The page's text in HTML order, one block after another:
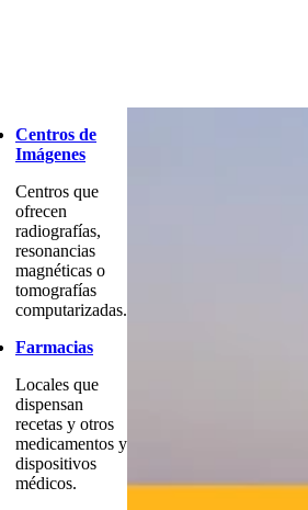
Centros de
Imágenes
Centros que
ofrecen
radiografías,
resonancias
magnéticas o
tomografías
computarizadas.
Farmacias
Locales que
dispensan
recetas y otros
medicamentos y
dispositivos
médicos.